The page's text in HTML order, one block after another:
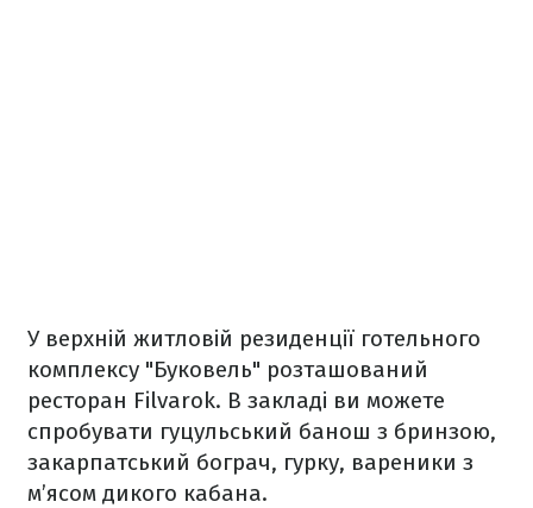
У верхній житловій резиденції готельного
комплексу "Буковель" розташований
ресторан Filvarok. В закладі ви можете
спробувати гуцульський банош з бринзою,
закарпатський бограч, гурку, вареники з
м’ясом дикого кабана.